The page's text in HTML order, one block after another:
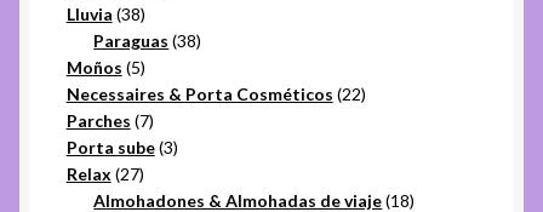
Lluvia 3838
productos
Paraguas 3838
Moños 55
productos
Necessaires & Porta Cosméticos 2222
Parches 77
productos
Porta sube 33
Relax 2727
productos
Almohadones & Almohadas de viaje 1818